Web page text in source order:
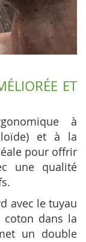
ET
à
et à la
pour offrir
une qualité
avec le tuyau
dans la
un double